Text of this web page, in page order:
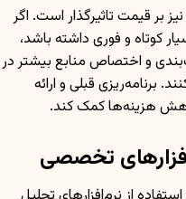
بر قیمت تاثیرگذار است. اگر
کوتاه و فوری داشته باشد،
و اختصاص منابع بیشتر در
برنامه‌ریزی قبلی و ارائه
هزینه‌ها کمک کند.
تخصصی